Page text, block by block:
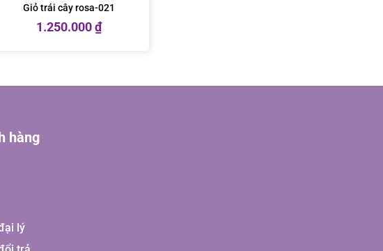
Giỏ trái cây rosa-021
1.250.000₫
hàng
lý